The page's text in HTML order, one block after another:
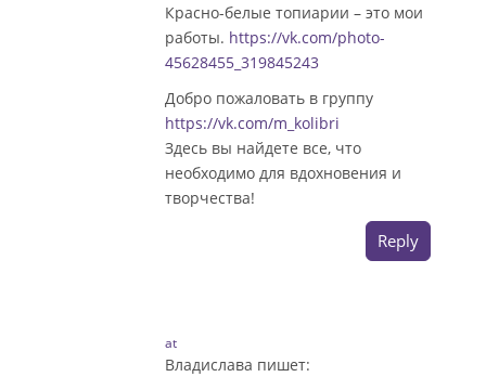
Красно-белые топиарии – это мои
работы. https://vk.com/photo-
45628455_319845243
Добро пожаловать в группу
https://vk.com/m_kolibri
Здесь вы найдете все, что
необходимо для вдохновения и
творчества!
Reply
at
Владислава пишет: